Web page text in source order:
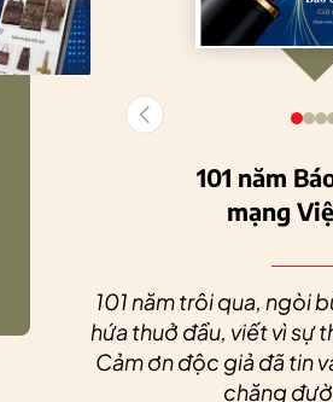
lực cho nông
nghiệp bền vững
101 năm
mạng
101 năm trôi qua, ngòi
hứa thuở đầu, viết vì sự
Cảm ơn độc giả đã tin
chặng